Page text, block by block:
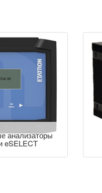
анализаторы
eSELECT